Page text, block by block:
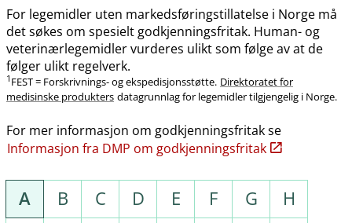
For legemidler uten markedsføringstillatelse i Norge må
det søkes om spesielt godkjenningsfritak. Human- og
veterinærlegemidler vurderes ulikt som følge av at de
følger ulikt regelverk.
1 FEST = Forskrivnings- og ekspedisjonsstøtte. Direktoratet for
medisinske produkters datagrunnlag for legemidler tilgjengelig i Norge.
For mer informasjon om godkjenningsfritak se
Informasjon fra DMP om godkjenningsfritak
A B C D E F G
H